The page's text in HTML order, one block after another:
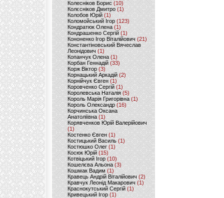
Колесніков Борис (10)
Колєсніков Дмитро (1)
Колобов Юрій (1)
Коломойський Ігор (123)
Кондратюк Олена(1)
Кондрашенко Сергій (1)
Кононенко Ігор Віталійович (21)
Константіновський Вячеслав
Леонідович (1)
Копанчук Олена (1)
Корбан Геннадій (33)
Корж Віктор (3)
Корнацький Аркадій (2)
Корнійчук Євген (1)
Коровченко Сергій (1)
Королевська Наталія(5)
Король Марія Григорівна (1)
Король Олександр (16)
Корчинська Оксана
Анатоліївна (1)
Корявченков Юрій Валерійович
(1)
Костенко Євген (1)
Костицький Василь (1)
Костюшко Олег (1)
Косюк Юрій (15)
Котвіцький Ігор (10)
Кошелєва Альона(3)
Кошмак Вадим (1)
Кравець Андрій Віталійович (2)
Кравчук Леонід Макарович (1)
Краснокутський Сергій (1)
Кривецький Ігор (1)